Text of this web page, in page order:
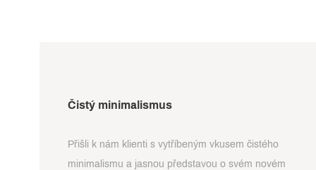
Čistý minimalismus
Přišli k nám klienti s vytříbeným vkusem čistého
minimalismu a jasnou představou o svém novém